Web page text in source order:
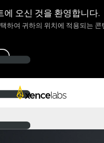
에 오신 것을 환영합니다.
하여 귀하의 위치에 적용되는 콘